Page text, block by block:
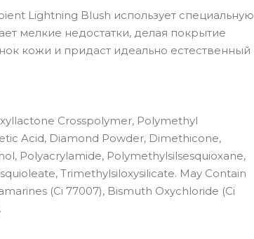
Lightning Blush использует специальную
мелкие недостатки, делая покрытие
кожи и придаст идеально естественный
Crosspolymer, Polymethyl
Acid, Diamond Powder, Dimethicone,
Polyacrylamide, Polymethylsilsesquioxane,
Trimethylsiloxysilicate. May Contain
(Ci 77007), Bismuth Oxychloride (Ci